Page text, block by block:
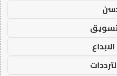
تسويق